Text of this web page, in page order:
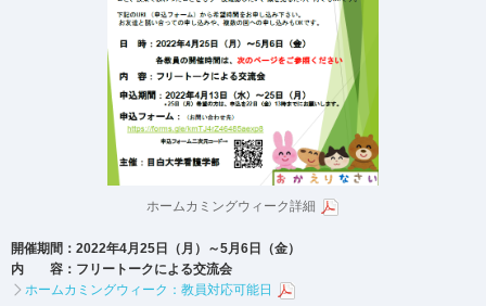
ホームカミングウィーク詳細
開催期間：2022年4月25日（月）～5月6日（金）
内 容：フリートークによる交流会
ホームカミングウィーク：教員対応可能日